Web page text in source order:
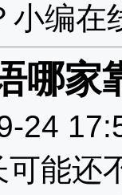
小编在
哪家
24
能还